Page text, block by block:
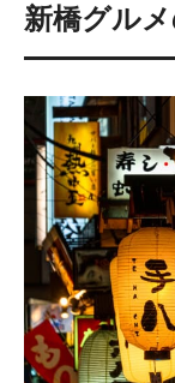
新橋グル